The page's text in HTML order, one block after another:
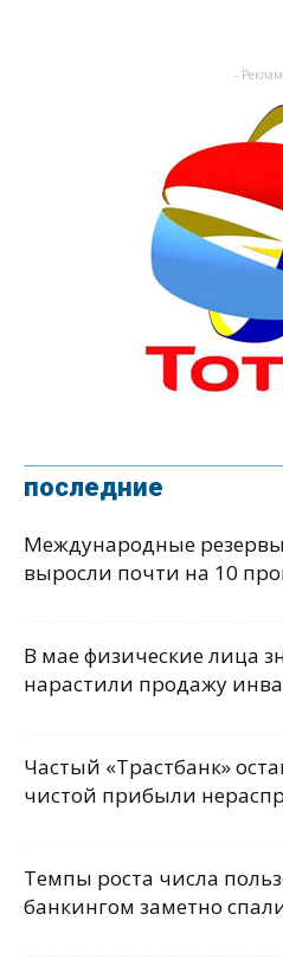
-
последние
Международные резервы
выросли почти на 10
В мае физические лица
нарастили продажу
Частый «Трастбанк»
чистой прибыли
Темпы роста числа
банкингом заметно